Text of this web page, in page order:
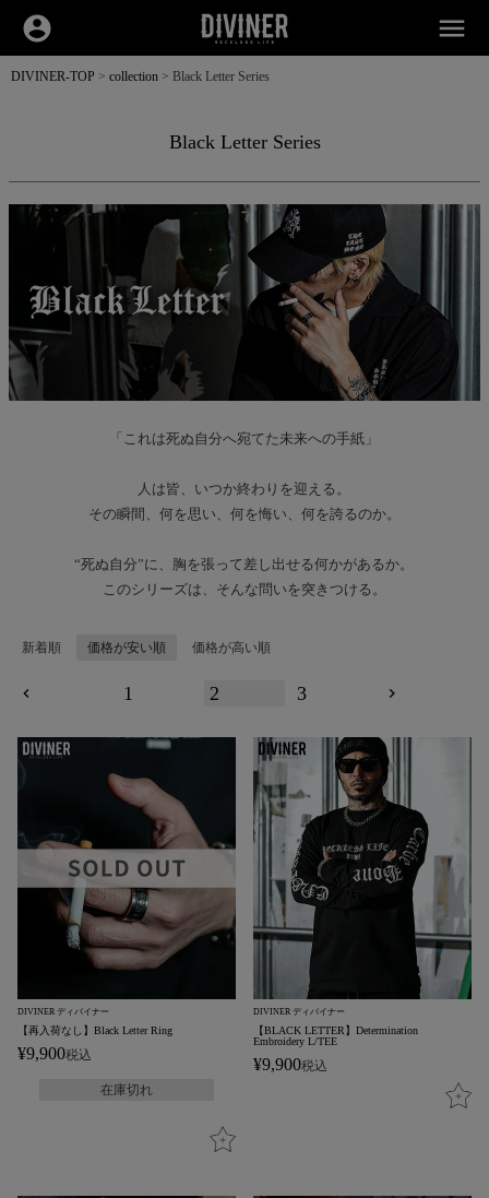
account_circle menu
DIVINER-TOP collection Black Letter Series
Black Letter Series
「これは死ぬ自分へ宛てた未来への手紙」
人は皆、いつか終わりを迎える。
その瞬間、何を思い、何を悔い、何を誇るのか。
“死ぬ自分”に、胸を張って差し出せる何かがあるか。
このシリーズは、そんな問いを突きつける。
新着順 価格が安い順 価格が高い順
1 2 3
DIVINER ディバイナー
【再入荷なし】Black Letter Ring
¥9,900税込
在庫切れ
DIVINER ディバイナー
【BLACK LETTER】Determination
Embroidery L/TEE
¥9,900税込